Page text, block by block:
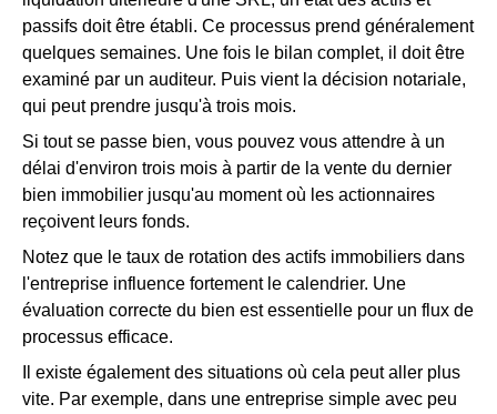
passifs doit être établi. Ce processus prend généralement
quelques semaines. Une fois le bilan complet, il doit être
examiné par un auditeur. Puis vient la décision notariale,
qui peut prendre jusqu'à trois mois.
Si tout se passe bien, vous pouvez vous attendre à un
délai d'environ trois mois à partir de la vente du dernier
bien immobilier jusqu'au moment où les actionnaires
reçoivent leurs fonds.
Notez que le taux de rotation des actifs immobiliers dans
l'entreprise influence fortement le calendrier. Une
évaluation correcte du bien est essentielle pour un flux de
processus efficace.
Il existe également des situations où cela peut aller plus
vite. Par exemple, dans une entreprise simple avec peu